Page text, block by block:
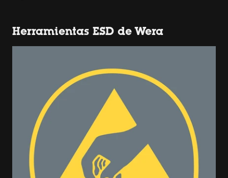
Herramientas ESD de Wera